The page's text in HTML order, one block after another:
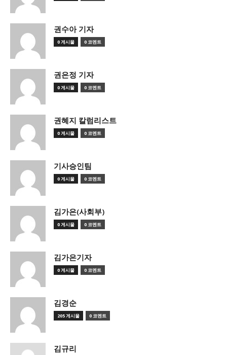
권수아 기자
0 게시물 0 코멘트
권은정 기자
0 게시물 0 코멘트
권혜지 칼럼리스트
0 게시물 0 코멘트
기사승인팀
0 게시물 0 코멘트
김가은(사회부)
0 게시물 0 코멘트
김가은기자
0 게시물 0 코멘트
김경순
205 게시물 0 코멘트
김규리